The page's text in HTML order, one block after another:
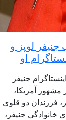
لوپز و
او
جنیفر
مشهور آمریکا،
فرزندان دو قلوی
خانوادگی جنیفر،